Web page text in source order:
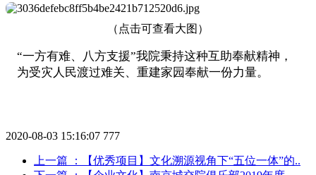
（点击可查看大图）
“一方有难、八方支援”我院秉持这种互助奉献精神，
为受灾人民渡过难关、重建家园奉献一份力量。
2020-08-03 15:16:07 777
上一篇
：【优秀项目】文化溯源视角下“五位一体”的..